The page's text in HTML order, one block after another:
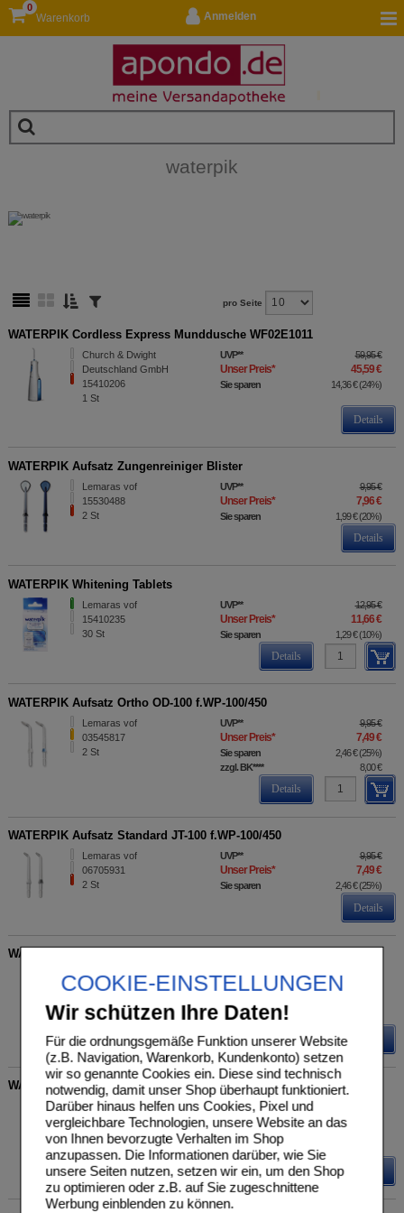
COOKIE-EINSTELLUNGEN
Wir schützen Ihre Daten!
Für die ordnungsgemäße Funktion unserer Website
(z.B. Navigation, Warenkorb, Kundenkonto) setzen
wir so genannte Cookies ein. Diese sind technisch
notwendig, damit unser Shop überhaupt funktioniert.
Darüber hinaus helfen uns Cookies, Pixel und
vergleichbare Technologien, unsere Website an das
von Ihnen bevorzugte Verhalten im Shop
anzupassen. Die Informationen darüber, wie Sie
unsere Seiten nutzen, setzen wir ein, um den Shop
zu optimieren oder z.B. auf Sie zugeschnittene
Werbung einblenden zu können.
Anmelden
Warenkorb
0
waterpik
pro Seite
WATERPIK Cordless Express Munddusche WF02E1011
Church & Dwight
Deutschland GmbH
15410206
1 St
UVP** 59,95 €
Unser Preis* 45,59 €
Sie sparen 14,36 € (24%)
Details
WATERPIK Aufsatz Zungenreiniger Blister
Lemaras vof
15530488
2 St
UVP** 9,95 €
Unser Preis* 7,96 €
Sie sparen 1,99 € (20%)
Details
WATERPIK Whitening Tablets
Lemaras vof
15410235
30 St
UVP** 12,95 €
Unser Preis* 11,66 €
Sie sparen 1,29 € (10%)
Details
WATERPIK Aufsatz Ortho OD-100 f.WP-100/450
Lemaras vof
03545817
2 St
UVP** 9,95 €
Unser Preis* 7,49 €
Sie sparen 2,46 € (25%)
zzgl. BK**** 8,00 €
Details
WATERPIK Aufsatz Standard JT-100 f.WP-100/450
Lemaras vof
06705931
2 St
UVP** 9,95 €
Unser Preis* 7,49 €
Sie sparen 2,46 € (25%)
Details
WATERPIK Aufsatz Plaque Seeker PS100
Church & Dwight
Deutschland GmbH
06118688
2St
UVP **
Unser Preis*
Sie sparen
WATERPIK Aufsatz Classic High-Press Jet Tip Blist.
Church & Dwight
Deutschland GmbH
15410212
2 St
UVP**
Unser Preis*
Sie sparen